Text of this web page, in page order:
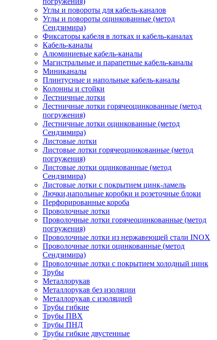
Углы и повороты для кабель-каналов
Углы и повороты оцинкованные (метод
Сендзимира)
Фиксаторы кабеля в лотках и кабель-каналах
Кабель-каналы
Алюминиевые кабель-каналы
Магистральные и парапетные кабель-каналы
Миниканалы
Плинтусные и напольные кабель-каналы
Колонны и стойки
Лестничные лотки
Лестничные лотки горячеоцинкованные (метод
погружения)
Лестничные лотки оцинкованные (метод
Сендзимира)
Листовые лотки
Листовые лотки горячеоцинкованные (метод
погружения)
Листовые лотки оцинкованные (метод
Сендзимира)
Листовые лотки с покрытием цинк-ламель
Лючки,напольные коробки и розеточные блоки
Перфорированные короба
Проволочные лотки
Проволочные лотки горячеоцинкованные (метод
погружения)
Проволочные лотки из нержавеющей стали INOX
Проволочные лотки оцинкованные (метод
Сендзимира)
Проволочные лотки с покрытием холодный цинк
Трубы
Металлорукав
Металлорукав без изоляции
Металлорукав с изоляцией
Трубы гибкие
Трубы ПВХ
Трубы ПНД
Трубы гибкие двустенные